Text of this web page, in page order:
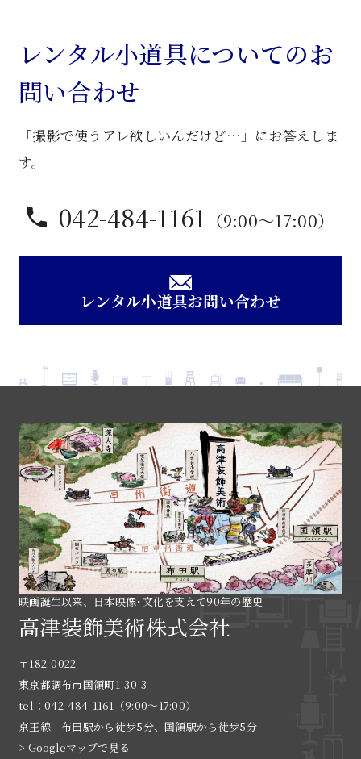
ブ
ル
ベ
ド
レンタル小道具についてのお
問い合わせ
「撮影で使うアレ欲しいんだけど…」にお答えしま
す。
042-484-1161 （9:00〜17:00）
レンタル小道具お問い合わせ
映画誕生以来、日本映像･文化を支えて90年の歴史
高津装飾美術株式会社
〒182-0022
東京都調布市国領町1-30-3
tel：042-484-1161（9:00〜17:00）
京王線 布田駅から徒歩5分、国領駅から徒歩5分
> Googleマップで見る